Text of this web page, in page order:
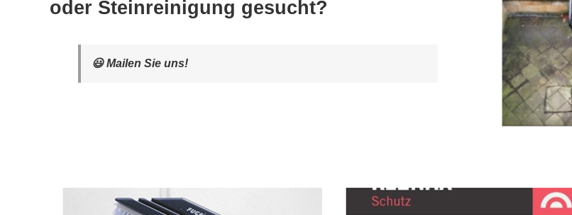
oder Steinreinigung gesucht?
😃 Mailen Sie uns!